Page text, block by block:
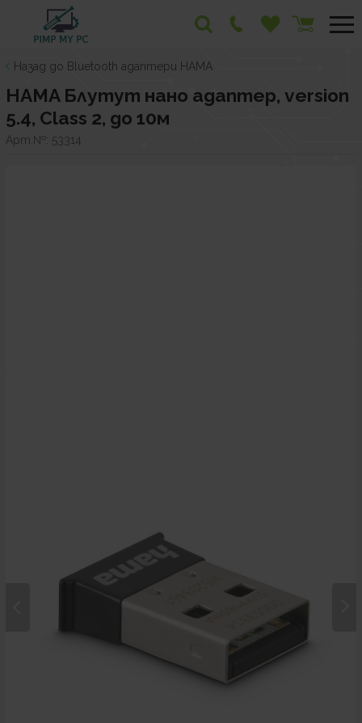
Назад до Bluetooth адаптери HAMA
HAMA Блутут нано адаптер, version
5.4, Class 2, до 10м
Арт.№: 53314